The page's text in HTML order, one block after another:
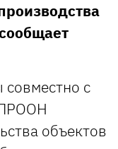
совместно с
объектов